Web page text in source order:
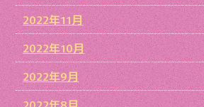
2022年11月
2022年10月
2022年9月